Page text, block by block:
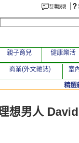
想男人
親子育兒 健康樂活
商業(外文雜誌) 室
精選